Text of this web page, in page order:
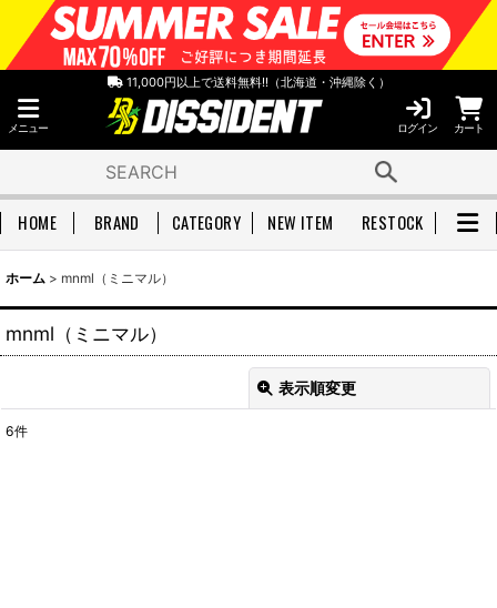
11,000円以上で送料無料!!（北海道・沖縄除く）
メニュー ログイン カート
HOME BRAND CATEGORY NEW ITEM RESTOCK
ホーム > mnml（ミニマル）
mnml（ミニマル）
表示順変更
6件